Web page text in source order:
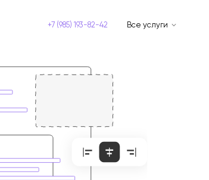
+7 (985) 193-82-42 Все услуги